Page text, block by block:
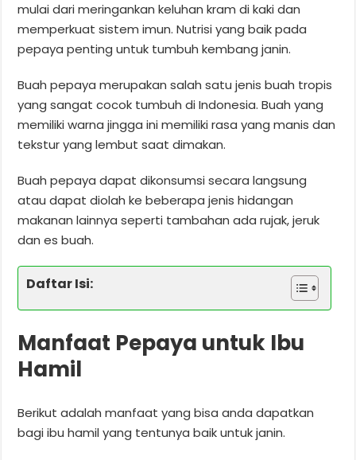
mulai dari meringankan keluhan kram di kaki dan
memperkuat sistem imun. Nutrisi yang baik pada
pepaya penting untuk tumbuh kembang janin.
Buah pepaya merupakan salah satu jenis buah tropis
yang sangat cocok tumbuh di Indonesia. Buah yang
memiliki warna jingga ini memiliki rasa yang manis dan
tekstur yang lembut saat dimakan.
Buah pepaya dapat dikonsumsi secara langsung
atau dapat diolah ke beberapa jenis hidangan
makanan lainnya seperti tambahan ada rujak, jeruk
dan es buah.
Daftar Isi:
Manfaat Pepaya untuk Ibu
Hamil
Berikut adalah manfaat yang bisa anda dapatkan
bagi ibu hamil yang tentunya baik untuk janin.